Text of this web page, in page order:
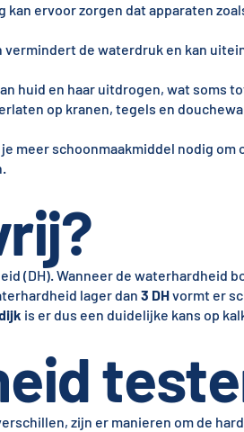
kan ervoor zorgen dat apparaten
vermindert de waterdruk en kan
huid en haar uitdrogen, wat soms
op kranen, tegels en
meer schoonmaakmiddel nodig om
(DH). Wanneer de waterhardheid
lager dan 3 DHvormt er
is er dus een duidelijke kans op
zijn er manieren om de